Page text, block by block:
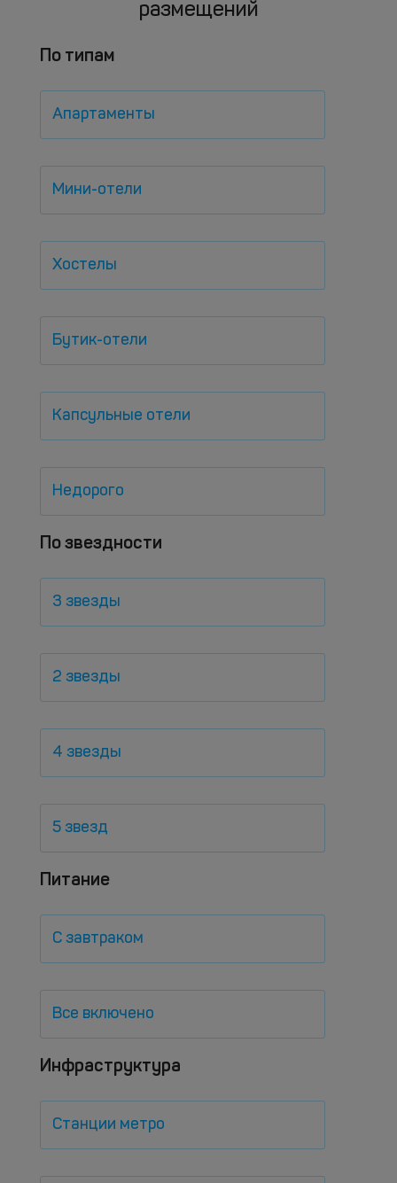
размещений
По типам
Апартаменты
Мини-отели
Хостелы
Бутик-отели
Капсульные отели
Недорого
По звездности
3 звезды
2 звезды
4 звезды
5 звезд
Питание
С завтраком
Все включено
Инфраструктура
Станции метро